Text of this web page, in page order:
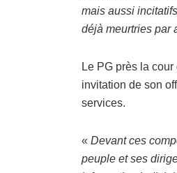
mais aussi
déjà meurtries par
Le PG près la
invitation de son
services.
« Devant ces
peuple et ses